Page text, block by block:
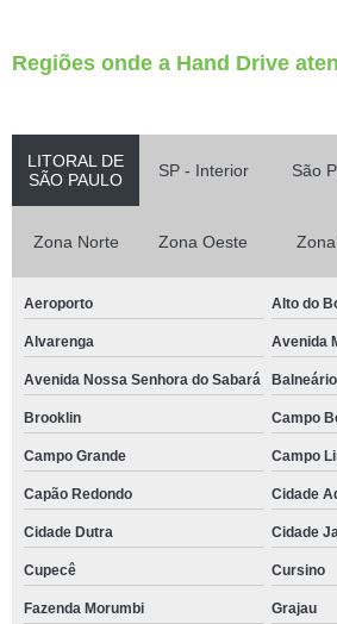
Regiões onde a Hand Drive
LITORAL DE
SÃO PAULO
SP - Interior São
Zona Norte Zona Oeste
Aeroporto Alto do
Alvarenga Avenida
Avenida Nossa Senhora do Sabará
Brooklin Campo
Campo Grande Campo
Capão Redondo Cidade
Cidade Dutra Cidade
Cupecê Cursino
Fazenda Morumbi Grajau